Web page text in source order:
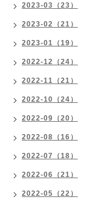
2023-03（23）
2023-02（21）
2023-01（19）
2022-12（24）
2022-11（21）
2022-10（24）
2022-09（20）
2022-08（16）
2022-07（18）
2022-06（21）
2022-05（22）